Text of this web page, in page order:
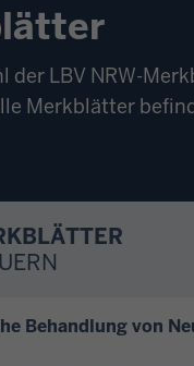
der LBV NRW-
Merkblätter
Behandlung von